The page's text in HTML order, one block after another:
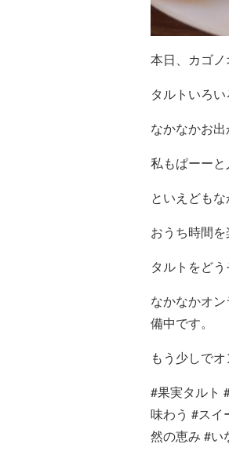
本日、カゴノ
タルトいろい
なかなかお
私もぱーーと
といえども
おうち時間を
タルトをどう
なかなかオ
備中です。
もう少しで
#果実タルト
味わう #スイ
然の恵み #い